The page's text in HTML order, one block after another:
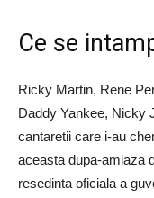
Ce se
Ricky Martin, Rene
Daddy Yankee, Nicky
cantaretii care i-au
aceasta dupa-amiaza
resedinta oficiala a